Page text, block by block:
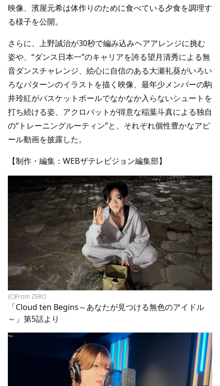
映像、濱屋元希は体作りのために食べている夕食を調理す
る様子を公開。
さらに、上野誠治が30秒で編み込みヘアアレンジに挑む
姿や、“ダンス日本一”のキャリアを誇る望月清秀による無
音ダンスチャレンジ、絵心に自信のある大瀬礼葵がいろい
ろなパターンのイラストを描く映像、最年少メンバーの駒
井玲紅がバスケットボールでなかなか入らないシュートを
打ち続ける姿、アクロバットが得意な稲葉斗真による独自
の“トレーニングルーティン”と、それぞれ個性豊かなアピ
ール動画を披露した。
【制作・編集：WEBザテレビジョン編集部】
(C)From ZERO
「Cloud ten Begins～あなたが見つける無色のアイドル
～」第5話より